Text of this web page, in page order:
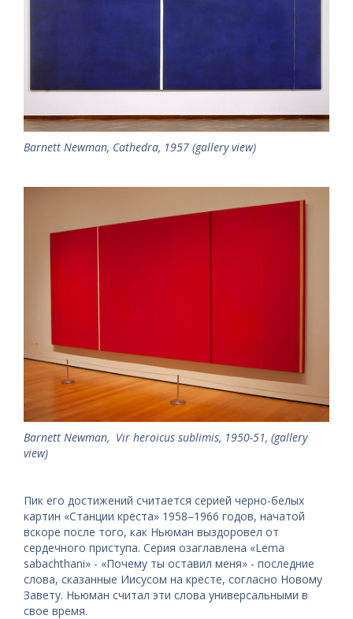
Barnett Newman, Cathedra, 1957 (gallery view)
Barnett Newman, Vir heroicus sublimis, 1950-51, (gallery
view)
Пик его достижений считается серией черно-белых
картин «Станции креста» 1958–1966 годов, начатой ​​
вскоре после того, как Ньюман выздоровел от
сердечного приступа. Серия озаглавлена ​​«Lema
sabachthani» - «Почему ты оставил меня» - последние
слова, сказанные Иисусом на кресте, согласно Новому
Завету. Ньюман считал эти слова универсальными в
свое время.